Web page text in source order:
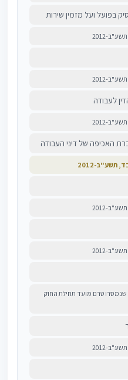
2012
2012
2012
תשע"ב-2012
2012
2012
טרם מועד תחילת החוק
2012